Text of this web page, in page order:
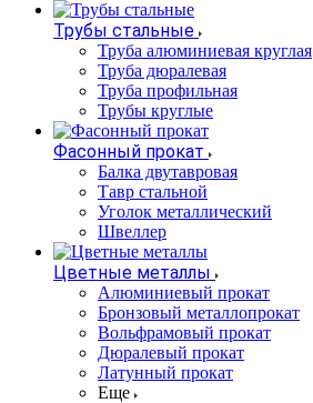
Трубы стальные
Труба алюминиевая круглая
Труба дюралевая
Труба профильная
Трубы круглые
Фасонный прокат
Балка двутавровая
Тавр стальной
Уголок металлический
Швеллер
Цветные металлы
Алюминиевый прокат
Бронзовый металлопрокат
Вольфрамовый прокат
Дюралевый прокат
Латунный прокат
Еще